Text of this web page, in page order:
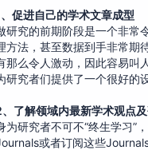
、 促进自己的学术文章成型
研究的前期阶段是一个非常
方法，甚至数据到手非常期
那么令人激动，因此容易叫
研究者们提供了一个很好的
、 了解领域内最新学术观点
为研究者不可不“终生学习”
或者订阅这些